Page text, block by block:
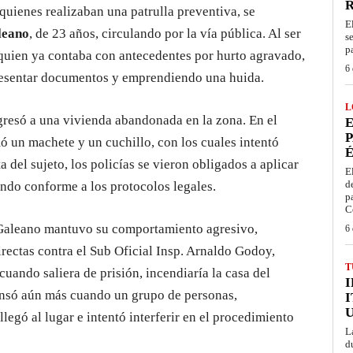
realizaban una patrulla preventiva, se
, de 23 años, circulando por la vía pública. Al ser
ya contaba con antecedentes por hurto agravado,
documentos y emprendiendo una huida.
a una vivienda abandonada en la zona. En el
un machete y un cuchillo, con los cuales intentó
del sujeto, los policías se vieron obligados a aplicar
conforme a los protocolos legales.
mantuvo su comportamiento agresivo,
contra el Sub Oficial Insp. Arnaldo Godoy,
saliera de prisión, incendiaría la casa del
aún más cuando un grupo de personas,
al lugar e intentó interferir en el procedimiento
6
6